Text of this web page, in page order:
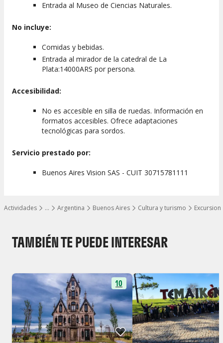
…
Mostrar todos los niveles
Actividades Argentina Buenos Aires Cultura y turismo
Entrada al Museo de Ciencias Naturales.
No incluye:
Comidas y bebidas.
Entrada al mirador de la catedral de La
Plata:14000ARS por persona.
Accesibilidad:
No es accesible en silla de ruedas. Información en
formatos accesibles. Ofrece adaptaciones
tecnológicas para sordos.
Servicio prestado por:
Buenos Aires Vision SAS - CUIT 30715781111
TAMBIÉN TE PUEDE INTERESAR
10